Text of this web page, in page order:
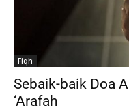
Fiqh
Sebaik-baik Doa
‘Arafah